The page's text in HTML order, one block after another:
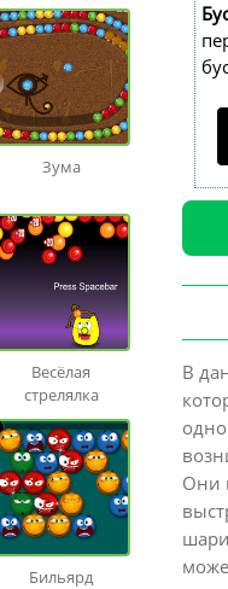
Зума
Весёлая
стрелялка
Бильярд
В
Они